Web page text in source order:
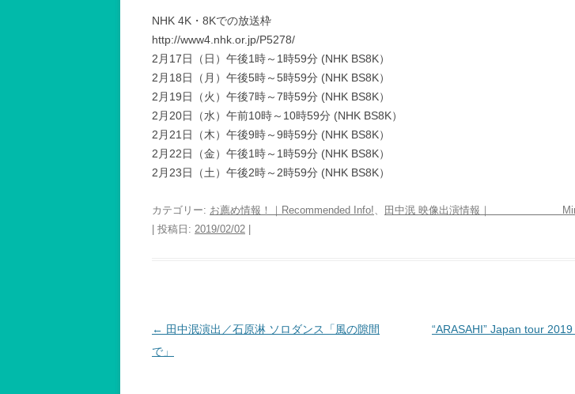
家・田中泯に聞く「カラダ」
NHK 4K・8Kでの放送枠
http://www4.nhk.or.jp/P5278/
2月17日（日）午後1時～1時59分 (NHK BS8K）
2月18日（月）午後5時～5時59分 (NHK BS8K）
2月19日（火）午後7時～7時59分 (NHK BS8K）
2月20日（水）午前10時～10時59分 (NHK BS8K）
2月21日（木）午後9時～9時59分 (NHK BS8K）
2月22日（金）午後1時～1時59分 (NHK BS8K）
2月23日（土）午後2時～2時59分 (NHK BS8K）
カテゴリー: お薦め情報！｜Recommended Info!、
田中泯 映像出演情報｜ Min's
| 投稿日: 2019/02/02
投
稿
← 田中泯演出／石原淋 ソロダンス「風の隙間
で」
“ARASAHI” Japan tour